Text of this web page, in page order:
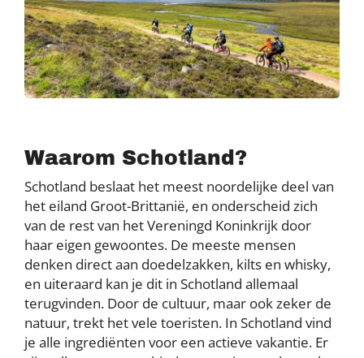
Waarom Schotland?
Schotland beslaat het meest noordelijke deel van
het eiland Groot-Brittanië, en onderscheid zich
van de rest van het Vereningd Koninkrijk door
haar eigen gewoontes. De meeste mensen
denken direct aan doedelzakken, kilts en whisky,
en uiteraard kan je dit in Schotland allemaal
terugvinden. Door de cultuur, maar ook zeker de
natuur, trekt het vele toeristen. In Schotland vind
je alle ingrediënten voor een actieve vakantie. Er